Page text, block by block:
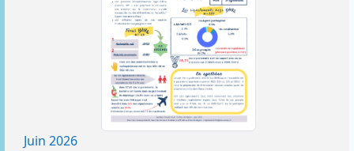
Juin 2026